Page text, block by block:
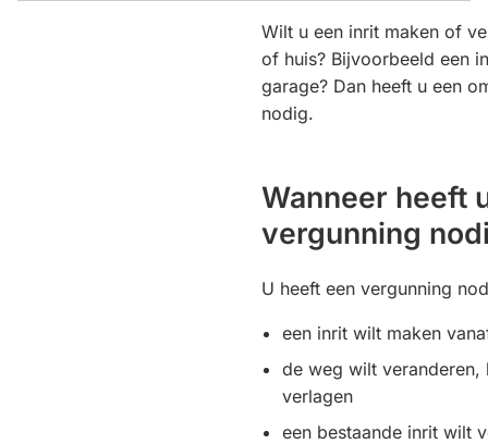
Wilt u een inrit maken of
of huis? Bijvoorbeeld een
garage? Dan heeft u een
nodig.
Wanneer heeft
vergunning
U heeft een vergunning
een inrit wilt maken
de weg wilt
verlagen
een bestaande inrit wilt